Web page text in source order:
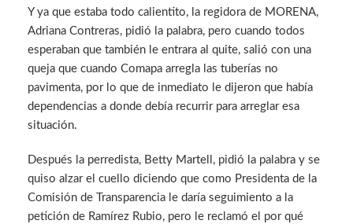
Y ya que estaba todo calientito, la regidora de MORENA,
Adriana Contreras, pidió la palabra, pero cuando todos
esperaban que también le entrara al quite, salió con una
queja que cuando Comapa arregla las tuberías no
pavimenta, por lo que de inmediato le dijeron que había
dependencias a donde debía recurrir para arreglar esa
situación.
Después la perredista, Betty Martell, pidió la palabra y se
quiso alzar el cuello diciendo que como Presidenta de la
Comisión de Transparencia le daría seguimiento a la
petición de Ramírez Rubio, pero le reclamó el por qué